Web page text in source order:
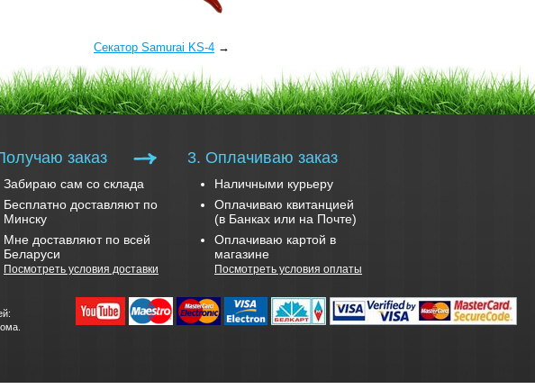
Cекатор Samurai KS-4 →
заказ
Забираю сам со склада
Бесплатно доставляют по
Минску
Мне доставляют по всей
Беларуси
Посмотреть условия доставки
3. Оплачиваю заказ
Наличными курьеру
Оплачиваю квитанцией
(в Банках или на Почте)
Оплачиваю картой в
магазине
Посмотреть условия оплаты